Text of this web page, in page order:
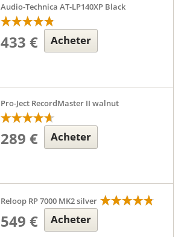
Audio-Technica AT-LP140XP Black
433 € Acheter
Pro-Ject RecordMaster II walnut
289 € Acheter
Reloop RP 7000 MK2 silver
549 € Acheter